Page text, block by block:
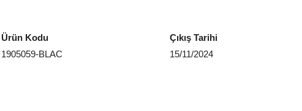
Ürün Kodu
1905059-BLAC
Çıkış Tarihi
15/11/2024